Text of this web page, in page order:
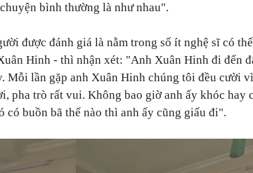
bình thường là như nhau".
được đánh giá là nằm trong số ít nghệ sĩ có thể
Hinh - thì nhận xét: "Anh Xuân Hinh đi đến
Mỗi lần gặp anh Xuân Hinh chúng tôi đều cười
pha trò rất vui. Không bao giờ anh ấy khóc hay
có buồn bã thế nào thì anh ấy cũng giấu đi".